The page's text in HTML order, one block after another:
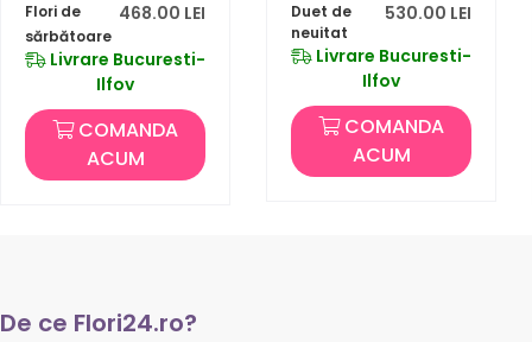
468.00 LEI
Flori de
sărbătoare
Livrare Bucuresti-
Ilfov
COMANDA
ACUM
530.00 LEI
Duet de
neuitat
Livrare Bucuresti-
Ilfov
COMANDA
ACUM
De ce Flori24.ro?